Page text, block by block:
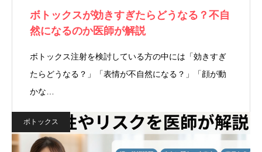
ボトックスが効きすぎたらどうなる？不自
然になるのか医師が解説
ボトックス注射を検討している方の中には「効きすぎ
たらどうなる？」「表情が不自然になる？」「顔が動
かな…
ボトックス